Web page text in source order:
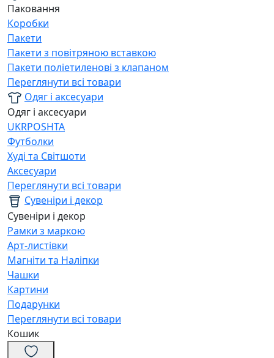
Паковання
Коробки
Пакети
Пакети з повітряною вставкою
Пакети поліетиленові з клапаном
Переглянути всі товари
Одяг і аксесуари
Одяг і аксесуари
UKRPOSHTA
Футболки
Худі та Світшоти
Аксесуари
Переглянути всі товари
Сувеніри і декор
Сувеніри і декор
Рамки з маркою
Арт-листівки
Магніти та Наліпки
Чашки
Картини
Подарунки
Переглянути всі товари
Кошик